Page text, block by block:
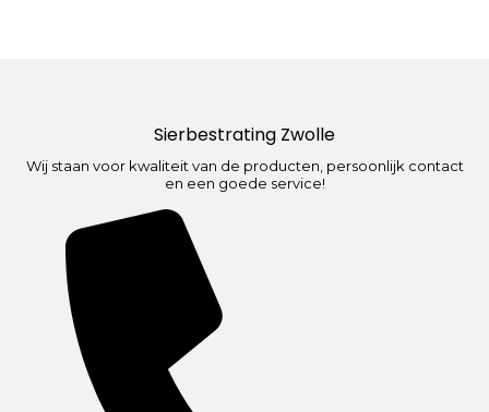
Sierbestrating Zwolle
Wij staan voor kwaliteit van de producten, persoonlijk contact
en een goede service!